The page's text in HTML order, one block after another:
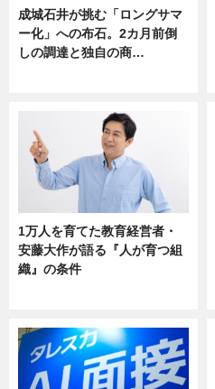
成城石井が挑む「ロングサマ
ー化」への布石。2カ月前倒
しの調達と独自の商…
1万人を育てた教育経営者・
安藤大作が語る『人が育つ組
織』の条件